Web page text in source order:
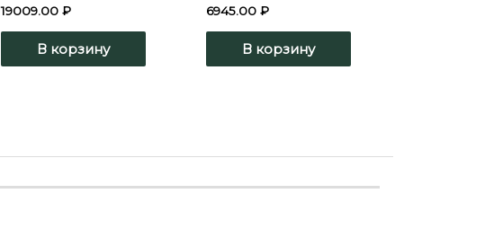
19009.00 ₽
В корзину
6945.00 ₽
В корзину